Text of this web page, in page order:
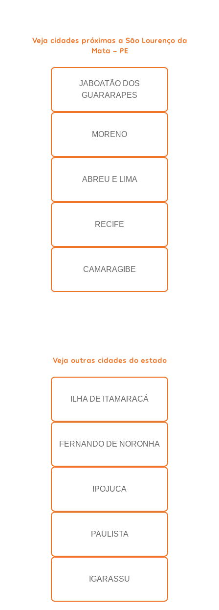
Veja cidades próximas a São Lourenço da
Mata - PE
JABOATÃO DOS
GUARARAPES
MORENO
ABREU E LIMA
RECIFE
CAMARAGIBE
Veja outras cidades do estado
ILHA DE ITAMARACÁ
FERNANDO DE NORONHA
IPOJUCA
PAULISTA
IGARASSU